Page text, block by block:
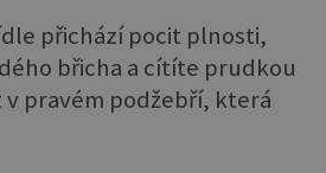
přichází pocit plnosti,
břicha a cítíte prudkou
pravém podžebří, která